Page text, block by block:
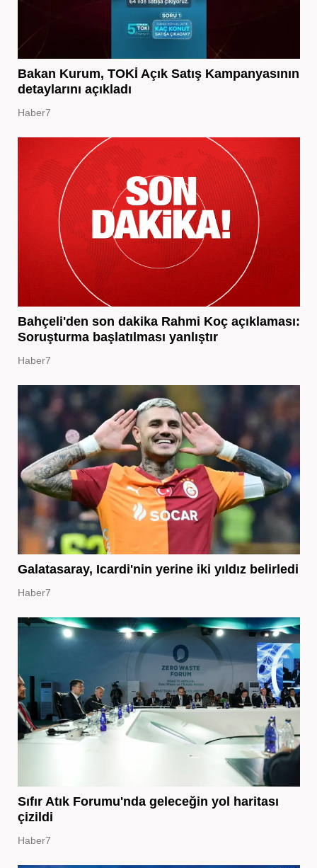
Bakan Kurum, TOKİ Açık Satış Kampanyasının
detaylarını açıkladı
Haber7
Bahçeli'den son dakika Rahmi Koç açıklaması:
Soruşturma başlatılması yanlıştır
Haber7
Galatasaray, Icardi'nin yerine iki yıldız belirledi
Haber7
Sıfır Atık Forumu'nda geleceğin yol haritası
çizildi
Haber7